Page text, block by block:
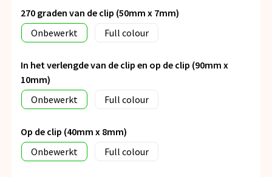
270 graden van de clip (50mm x 7mm)
Onbewerkt
Full colour
In het verlengde van de clip en op de clip (90mm x
10mm)
Onbewerkt
Full colour
Op de clip (40mm x 8mm)
Onbewerkt
Full colour